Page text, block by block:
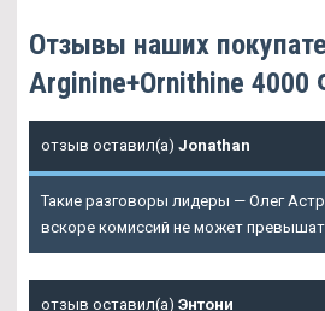
Отзывы наших
Arginine+Ornithine 4000
отзыв оставил(а) Jonathan
Такие разговоры лидеры — Олег
вскоре комиссий не может
отзыв оставил(а) Энтони